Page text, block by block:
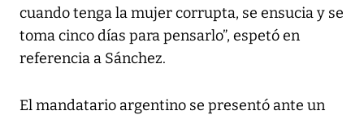
cuando tenga la mujer corrupta, se ensucia y se
toma cinco días para pensarlo”, espetó en
referencia a Sánchez.
El mandatario argentino se presentó ante un